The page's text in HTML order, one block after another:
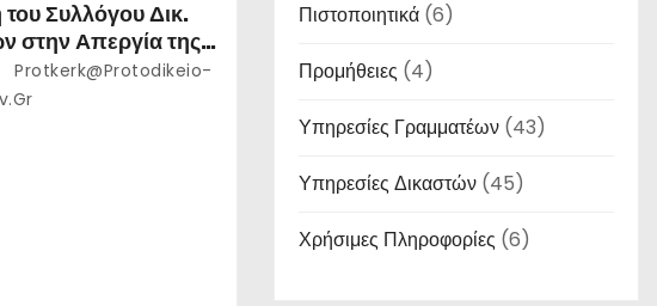
Συλλόγου Δικ.
στην Απεργία της
10-06-2026
Protkerk@protodikeio-
Πιστοποιητικά (6)
Προμήθειες (4)
Υπηρεσίες Γραμματέων (43)
Υπηρεσίες Δικαστών (45)
Χρήσιμες Πληροφορίες (6)